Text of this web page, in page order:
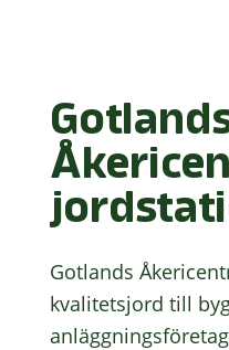
Gotlands
kvalitetsjord till